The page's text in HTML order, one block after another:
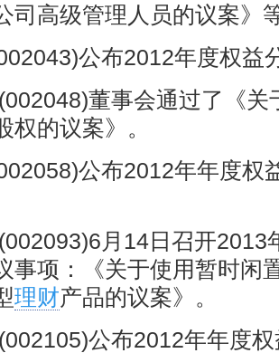
司高级管理人员的议案》
公布2012年度权益
董事会通过了《关
权的议案》。
公布2012年年度权
月14日召开2013
事项：《关于使用暂时闲
理财产品的议案》。
公布2012年年度